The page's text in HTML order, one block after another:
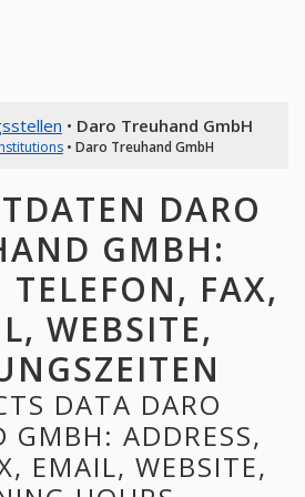
• Daro Treuhand GmbH
• Daro Treuhand GmbH
DARO
GMBH:
TELEFON, FAX,
WEBSITE,
DATA DARO
GMBH: ADDRESS,
EMAIL, WEBSITE,